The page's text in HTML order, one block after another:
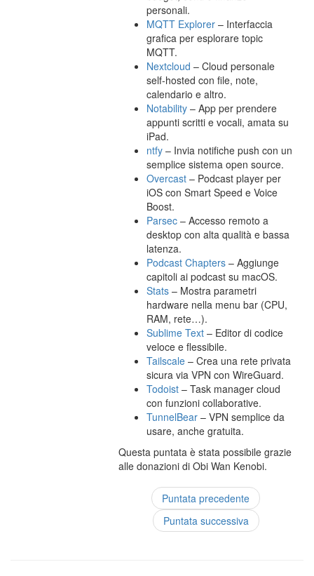
personali.
MQTT Explorer – Interfaccia
grafica per esplorare topic
MQTT.
Nextcloud – Cloud personale
self-hosted con file, note,
calendario e altro.
Notability – App per prendere
appunti scritti e vocali, amata su
iPad.
ntfy – Invia notifiche push con un
semplice sistema open source.
Overcast – Podcast player per
iOS con Smart Speed e Voice
Boost.
Parsec – Accesso remoto a
desktop con alta qualità e bassa
latenza.
Podcast Chapters – Aggiunge
capitoli ai podcast su macOS.
Stats – Mostra parametri
hardware nella menu bar (CPU,
RAM, rete…).
Sublime Text – Editor di codice
veloce e flessibile.
Tailscale – Crea una rete privata
sicura via VPN con WireGuard.
Todoist – Task manager cloud
con funzioni collaborative.
TunnelBear – VPN semplice da
usare, anche gratuita.
Questa puntata è stata possibile grazie
alle donazioni di Obi Wan Kenobi.
Puntata precedente
Puntata successiva